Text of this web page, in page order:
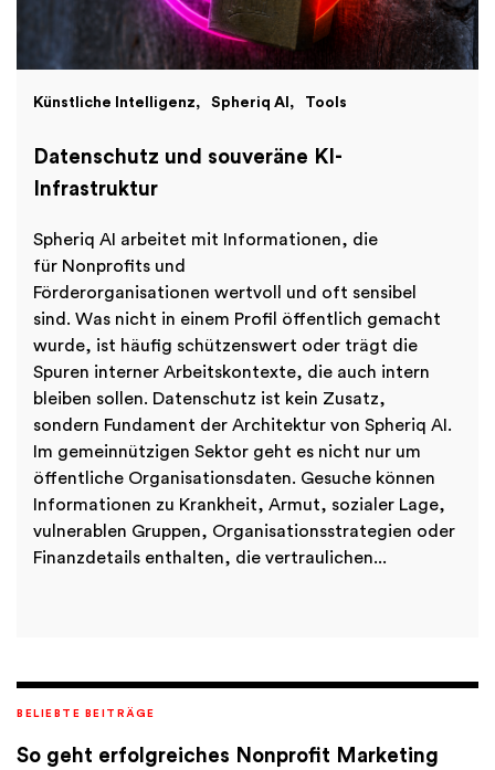
Künstliche Intelligenz Spheriq AI Tools
Datenschutz und souveräne KI-
Infrastruktur
Spheriq AI arbeitet mit Informationen, die
für Nonprofits und
Förderorganisationen wertvoll und oft sensibel
sind. Was nicht in einem Profil öffentlich gemacht
wurde, ist häufig schützenswert oder trägt die
Spuren interner Arbeitskontexte, die auch intern
bleiben sollen. Datenschutz ist kein Zusatz,
sondern Fundament der Architektur von Spheriq AI.
Im gemeinnützigen Sektor geht es nicht nur um
öffentliche Organisationsdaten. Gesuche können
Informationen zu Krankheit, Armut, sozialer Lage,
vulnerablen Gruppen, Organisationsstrategien oder
Finanzdetails enthalten, die vertraulichen...
BELIEBTE BEITRÄGE
So geht erfolgreiches Nonprofit Marketing